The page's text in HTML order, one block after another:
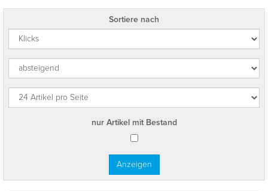
Sortiere nach
nur Artikel mit Bestand